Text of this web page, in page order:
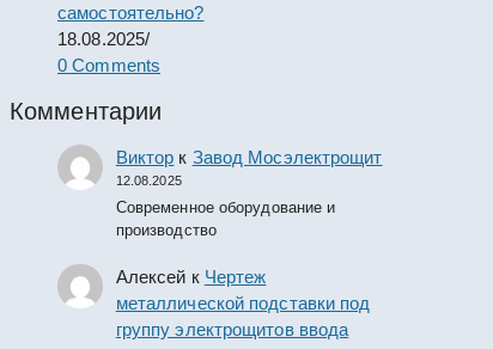
самостоятельно?
18.08.2025/
0 Comments
Комментарии
Виктор к Завод Мосэлектрощит
12.08.2025
Современное оборудование и
производство
Алексей к Чертеж
металлической подставки под
группу электрощитов ввода